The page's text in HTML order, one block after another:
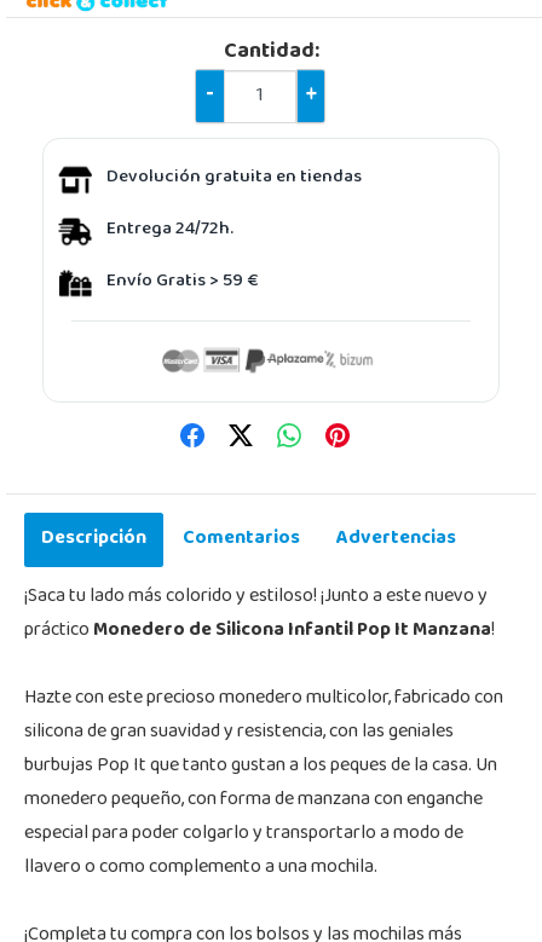
Cantidad:
-
+
Devolución gratuita en tiendas
Entrega 24/72h.
Envío Gratis > 59 €
Descripción Comentarios
Advertencias
¡Saca tu lado más colorido y estiloso! ¡Junto a este nuevo y
prácticoMonedero de Silicona Infantil Pop It Manzana!
Hazte con este precioso monedero multicolor, fabricado con
silicona de gran suavidad y resistencia, con las geniales
burbujas Pop It que tanto gustan a los peques de la casa. Un
monedero pequeño, con forma de manzana con enganche
especial para poder colgarlo y transportarlo a modo de
llavero o como complemento a una mochila.